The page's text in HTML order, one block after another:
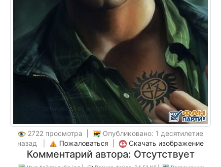
2722 просмотра |
Опубликовано: 1 десятилетие
назад |
Пожаловаться Скачать изображение
Комментарий автора: Отсутствует